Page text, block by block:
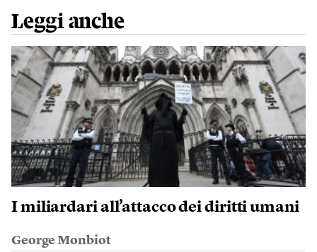
Leggi anche
I miliardari all’attacco dei diritti umani
George Monbiot